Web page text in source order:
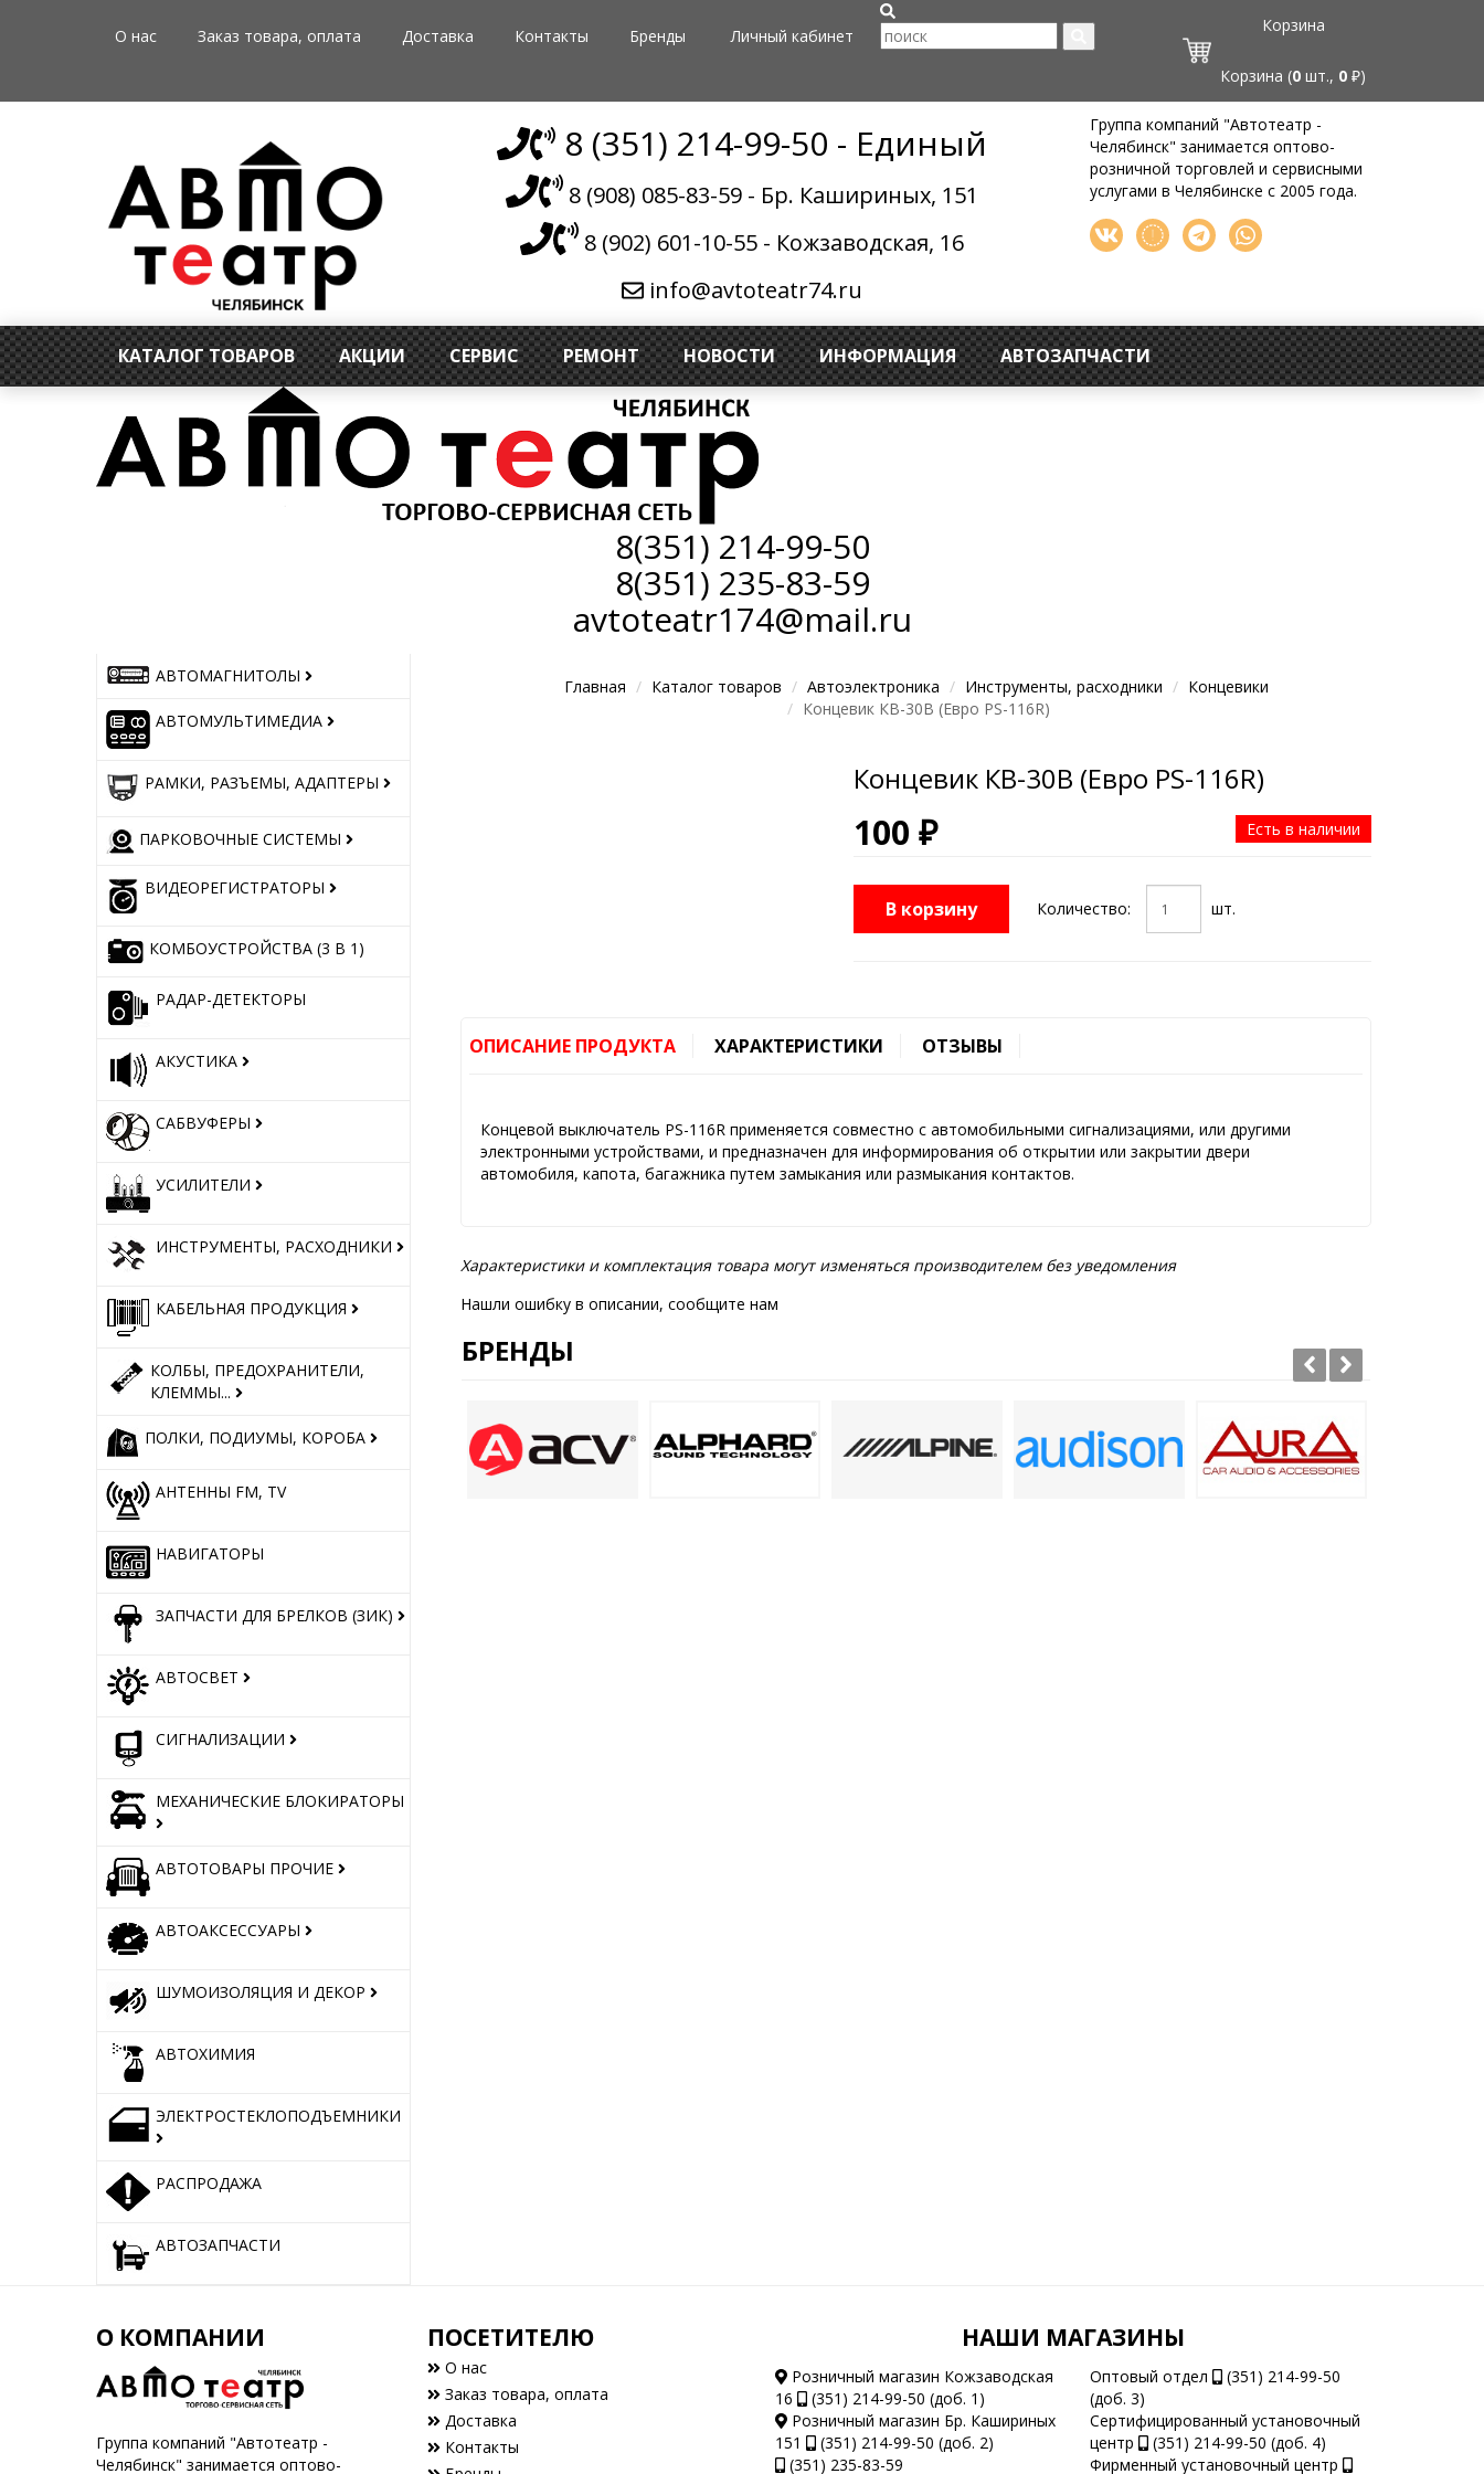
О нас Заказ товара, оплата Доставка Контакты Бренды Личный кабинет
Корзина
Корзина (0 шт., 0 ₽)
8 (351) 214-99-50 - Единый
8 (908) 085-83-59 - Бр. Кашириных, 151
8 (902) 601-10-55 - Кожзаводская, 16
info@avtoteatr74.ru
Группа компаний "Автотеатр -
Челябинск" занимается оптово-
розничной торговлей и сервисными
услугами в Челябинске с 2005 года.
КАТАЛОГ ТОВАРОВ АКЦИИ СЕРВИС РЕМОНТ НОВОСТИ ИНФОРМАЦИЯ АВТОЗАПЧАСТИ
8(351) 214-99-50
8(351) 235-83-59
avtoteatr174@mail.ru
АВТОМАГНИТОЛЫ
АВТОМУЛЬТИМЕДИА
РАМКИ, РАЗЪЕМЫ, АДАПТЕРЫ
ПАРКОВОЧНЫЕ СИСТЕМЫ
ВИДЕОРЕГИСТРАТОРЫ
КОМБОУСТРОЙСТВА (3 В 1)
РАДАР-ДЕТЕКТОРЫ
АКУСТИКА
САБВУФЕРЫ
УСИЛИТЕЛИ
ИНСТРУМЕНТЫ, РАСХОДНИКИ
КАБЕЛЬНАЯ ПРОДУКЦИЯ
КОЛБЫ, ПРЕДОХРАНИТЕЛИ,
КЛЕММЫ...
ПОЛКИ, ПОДИУМЫ, КОРОБА
АНТЕННЫ FM, TV
НАВИГАТОРЫ
ЗАПЧАСТИ ДЛЯ БРЕЛКОВ (ЗИК)
АВТОСВЕТ
СИГНАЛИЗАЦИИ
МЕХАНИЧЕСКИЕ БЛОКИРАТОРЫ
АВТОТОВАРЫ ПРОЧИЕ
АВТОАКСЕССУАРЫ
ШУМОИЗОЛЯЦИЯ И ДЕКОР
АВТОХИМИЯ
ЭЛЕКТРОСТЕКЛОПОДЪЕМНИКИ
РАСПРОДАЖА
АВТОЗАПЧАСТИ
Главная Каталог товаров Автоэлектроника Инструменты, расходники
Концевики
Концевик КВ-30В (Евро PS-116R)
Концевик КВ-30В (Евро PS-116R)
100 ₽ Есть в наличии
В корзину Количество: шт.
ОПИСАНИЕ ПРОДУКТА ХАРАКТЕРИСТИКИ ОТЗЫВЫ
Концевой выключатель PS-116R применяется совместно с автомобильными сигнализациями, или другими
электронными устройствами, и предназначен для информирования об открытии или закрытии двери
автомобиля, капота, багажника путем замыкания или размыкания контактов.
Характеристики и комплектация товара могут изменяться производителем без уведомления
Нашли ошибку в описании, сообщите нам
БРЕНДЫ
О КОМПАНИИ
Группа компаний "Автотеатр -
Челябинск" занимается оптово-
ПОСЕТИТЕЛЮ
О нас
Заказ товара, оплата
Доставка
Контакты
НАШИ МАГАЗИНЫ
Розничный магазин Кожзаводская
16
(351) 214-99-50 (доб. 1)
Розничный магазин Бр. Кашириных
151
(351) 214-99-50 (доб. 2)
(351) 235-83-59
Оптовый отдел
(351) 214-99-50
(доб. 3)
Сертифицированный установочный
центр
(351) 214-99-50 (доб. 4)
Фирменный установочный центр